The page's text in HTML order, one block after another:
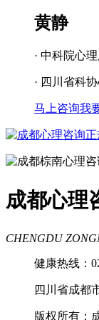
黄静
· 中科院心
· 四川省科
马上咨询我
成都看心
理咨询医
成都心理
CHENGDU
健康热线：
四川省成都
版权所有：